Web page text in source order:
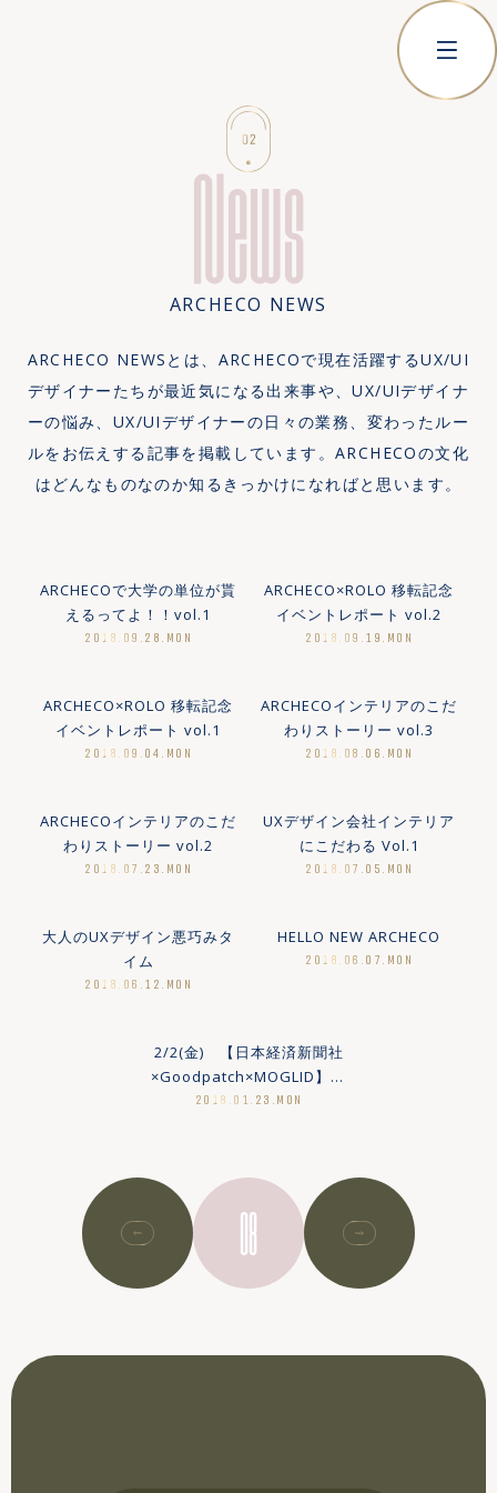
News
ARCHECO NEWS
ARCHECO NEWSとは、ARCHECOで現在活躍するUX/UI
デザイナーたちが最近気になる出来事や、UX/UIデザイナ
ーの悩み、UX/UIデザイナーの日々の業務、変わったルー
ルをお伝えする記事を掲載しています。ARCHECOの文化
はどんなものなのか知るきっかけになればと思います。
ARCHECOで大学の単位が貰
えるってよ！！vol.1
2018.09.28.MON
ARCHECO×ROLO 移転記念
イベントレポート vol.2
2018.09.19.MON
ARCHECO×ROLO 移転記念
イベントレポート vol.1
2018.09.04.MON
ARCHECOインテリアのこだ
わりストーリー vol.3
2018.08.06.MON
ARCHECOインテリアのこだ
わりストーリー vol.2
2018.07.23.MON
UXデザイン会社インテリア
にこだわる Vol.1
2018.07.05.MON
大人のUXデザイン悪巧みタ
イム
2018.06.12.MON
HELLO NEW ARCHECO
2018.06.07.MON
2/2(金) 【日本経済新聞社
×Goodpatch×MOGLID】イ
ベント開催！
2018.01.23.MON
08